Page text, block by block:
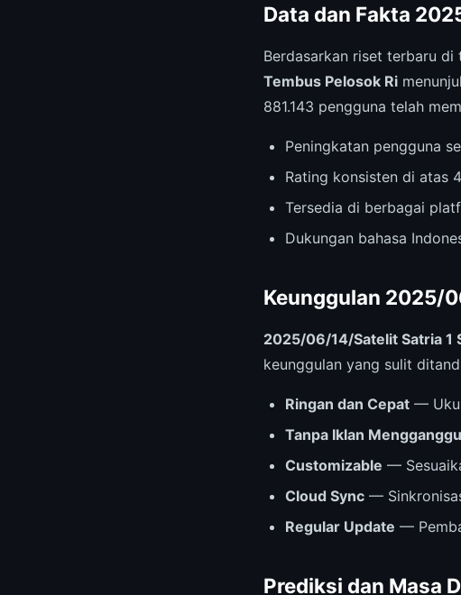
Data dan Fakta
Berdasarkan riset terbaru di
Tembus Pelosok Ri
881.143 pengguna telah
Peningkatan pengguna
Rating konsisten di atas
Tersedia di berbagai
Dukungan bahasa
Keunggulan 2025/
2025/06/14/Satelit Satria 1
keunggulan yang sulit
Ringan dan Cepat —
Tanpa Iklan Mengganggu
Customizable —
Cloud Sync —
Regular Update —
Prediksi dan Masa